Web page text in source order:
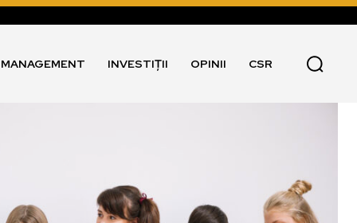
MANAGEMENT INVESTIȚII OPINII CSR